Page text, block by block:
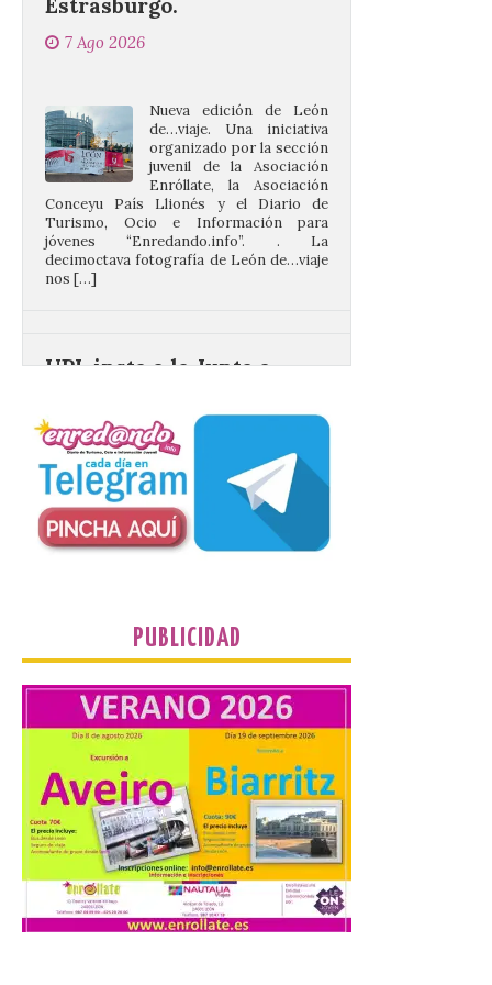
juvenil de la Asociación
Enróllate, la Asociación
Conceyu País Llionés y el Diario de
Turismo, Ocio e Información para
jóvenes “Enredando.info”. . La
decimoctava fotografía de León de…viaje
nos […]
castillo del Asmesnal, un
Un Bien de Interés
Cultural abandonado
desde 1949. Los
procuradores leonesistas
plantean que la Junta
riesgo de colapso. Los procuradores de
Unión del Pueblo […]
La Universidad de León
distribuye folletos con la
programación del evento
del eclipse solar que
organiza con la ESA y el
Ayuntamiento
7 Ago 2026
PUBLICIDAD